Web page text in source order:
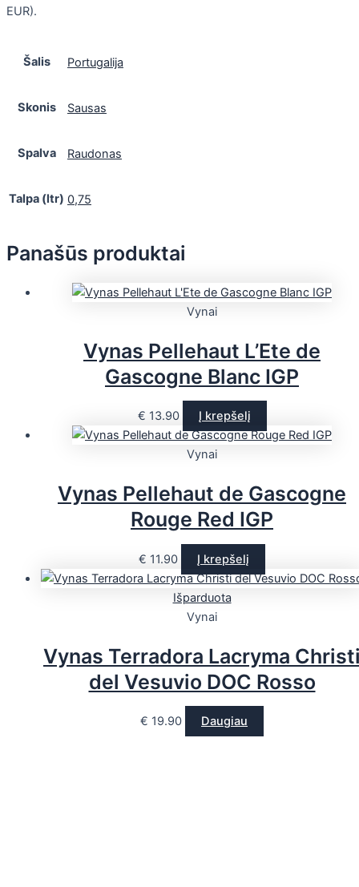
EUR).
Šalis Portugalija
Skonis Sausas
Spalva Raudonas
Talpa (ltr) 0,75
Panašūs produktai
Vynai
Vynas Pellehaut L’Ete de
Gascogne Blanc IGP
€ 13.90 Į krepšelį
Vynai
Vynas Pellehaut de Gascogne
Rouge Red IGP
€ 11.90 Į krepšelį
Išparduota
Vynai
Vynas Terradora Lacryma
del Vesuvio DOC Rosso
€ 19.90 Daugiau